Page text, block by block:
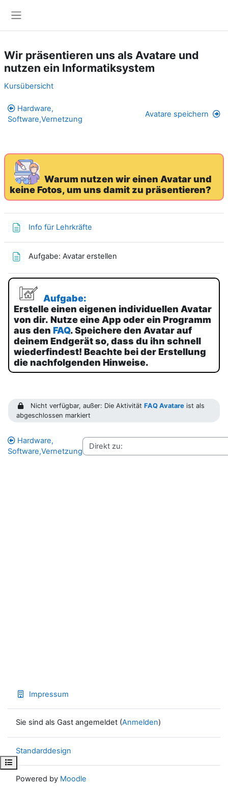
Kursindex öffnen
Wir präsentieren uns als Avatare und
nutzen ein Informatiksystem
Abschnittsübersicht
Kursübersicht
Hardware,
Software,Vernetzung
Avatare speichern
Warum nutzen wir einen Avatar und
keine Fotos, um uns damit zu präsentieren?
Info für Lehrkräfte
Aufgabe: Avatar erstellen
Aufgabe:
Erstelle einen eigenen individuellen Avatar
von dir. Nutze eine App oder ein Programm
aus den FAQ.Speichere den Avatar auf
deinem Endgerät so, dass du ihn schnell
wiederfindest! Beachte bei der Erstellung
die nachfolgenden Hinweise.
Nicht verfügbar, außer: Die AktivitätFAQ Avatare ist als
abgeschlossen markiert
Hardware,
Software,Vernetzung
Impressum
Sie sind als Gast angemeldet (Anmelden)
Standarddesign
Powered by Moodle